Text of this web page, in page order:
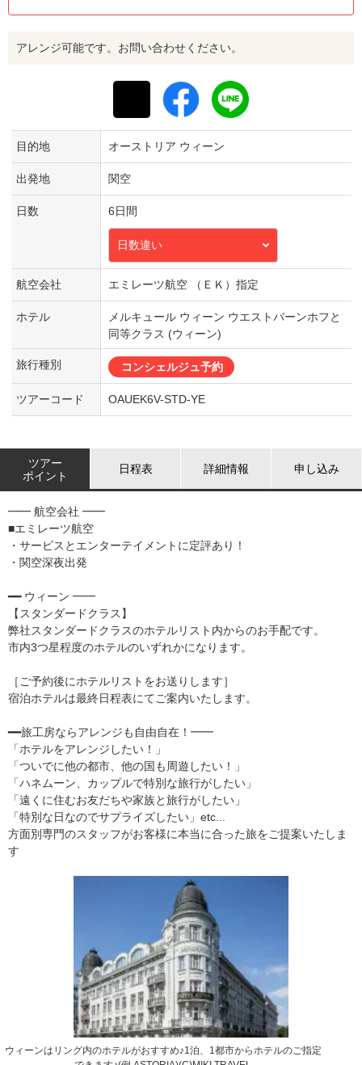
アレンジ可能です。お問い合わせください。
目的地 オーストリア ウィーン
出発地 関空
日数 6日間
日数違い
航空会社 エミレーツ航空 （ＥＫ）指定
ホテル
メルキュール ウィーン ウエストバーンホフと
同等クラス (ウィーン)
旅行種別 コンシェルジュ予約
ツアーコード OAUEK6V-STD-YE
ツアー
ポイント
日程表 詳細情報 申し込み
━━ 航空会社 ━━
■エミレーツ航空
・サービスとエンターテイメントに定評あり！
・関空深夜出発
━━ ウィーン ━━
【スタンダードクラス】
弊社スタンダードクラスのホテルリスト内からのお手配です。
市内3つ星程度のホテルのいずれかになります。
［ご予約後にホテルリストをお送りします］
宿泊ホテルは最終日程表にてご案内いたします。
━━旅工房ならアレンジも自由自在！━━
「ホテルをアレンジしたい！」
「ついでに他の都市、他の国も周遊したい！」
「ハネムーン、カップルで特別な旅行がしたい」
「遠くに住むお友だちや家族と旅行がしたい」
「特別な日なのでサプライズしたい」etc...
方面別専門のスタッフがお客様に本当に合った旅をご提案いたしま
す
ウィーンはリング内のホテルがおすすめ♪1泊、1都市からホテルのご指定